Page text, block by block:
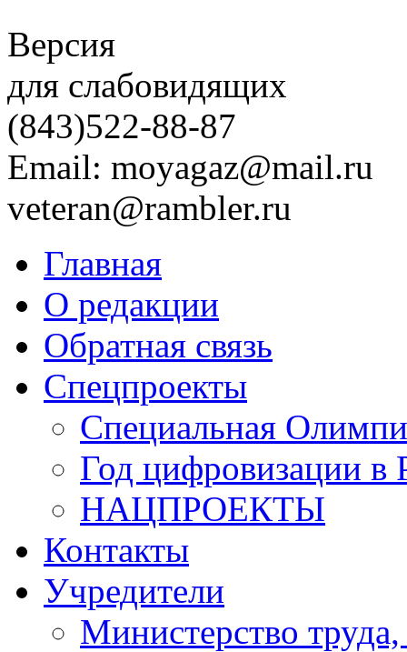
Версия
для слабовидящих
(843)522-88-87
Email: moyagaz@mail.ru
veteran@rambler.ru
Главная
О редакции
Обратная связь
Спецпроекты
Специальная
Год цифровизации в
НАЦПРОЕКТЫ
Контакты
Учредители
Министерство